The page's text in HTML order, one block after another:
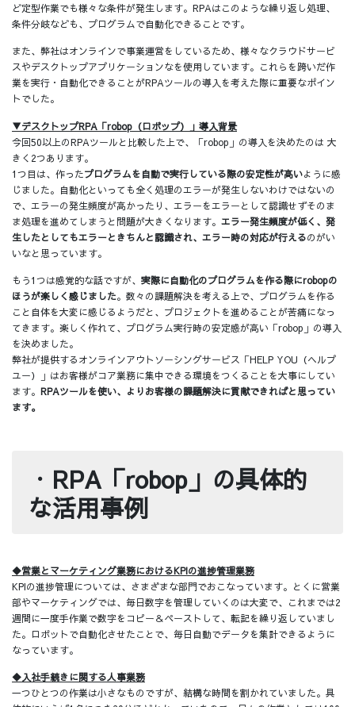
ど定型作業でも様々な条件が発生します。RPAはこのような繰り返し処理、
条件分岐なども、プログラムで自動化できることです。
また、弊社はオンラインで事業運営をしているため、様々なクラウドサービ
スやデスクトップアプリケーションなを使用しています。これらを跨いだ作
業を実行・自動化できることがRPAツールの導入を考えた際に重要なポイン
トでした。
▼デスクトップRPA「robop（ロボップ）」導入背景
今回50以上のRPAツールと比較した上で、「robop」の導入を決めたのは 大
きく2つあります。
1つ目は、作ったプログラムを自動で実行している際の安定性が高いように感
じました。自動化といっても全く処理のエラーが発生しないわけではないの
で、エラーの発生頻度が高かったり、エラーをエラーとして認識せずそのま
ま処理を進めてしまうと問題が大きくなります。 エラー発生頻度が低く、発
生したとしてもエラーときちんと認識され、エラー時の対応が行えるのがい
いなと思っています。
もう1つは感覚的な話ですが、 実際に自動化のプログラムを作る際にrobopの
ほうが楽しく感じました。数々の課題解決を考える上で、プログラムを作る
こと自体を大変に感じるようだと、プロジェクトを進めることが苦痛になっ
てきます。楽しく作れて、プログラム実行時の安定感が高い「robop」の導入
を決めました。
弊社が提供するオンラインアウトソーシングサービス「HELP YOU（ヘルプ
ユー）」はお客様がコア業務に集中できる環境をつくることを大事にしてい
ます。 RPAツールを使い、よりお客様の課題解決に貢献できればと思ってい
ます。
・ RPA「robop」の具体的
な活用事例
◆営業とマーケティング業務におけるKPIの進捗管理業務
KPIの進捗管理については、さまざまな部門でおこなっています。とくに営業
部やマーケティングでは、毎日数字を管理していくのは大変で、これまでは2
週間に一度手作業で数字をコピー＆ペーストして、転記を繰り返していまし
た。ロボットで自動化させたことで、毎日自動でデータを集計できるように
なっています。
◆入社手続きに関する人事業務
一つひとつの作業は小さなものですが、結構な時間を割かれていました。具